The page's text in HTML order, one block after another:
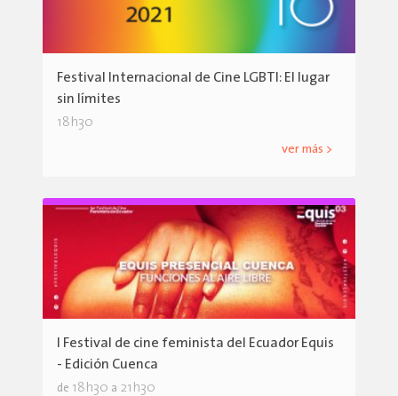
Festival Internacional de Cine LGBTI: El lugar
sin límites
18h30
ver más >
I Festival de cine feminista del Ecuador Equis
- Edición Cuenca
de 18h30 a 21h30